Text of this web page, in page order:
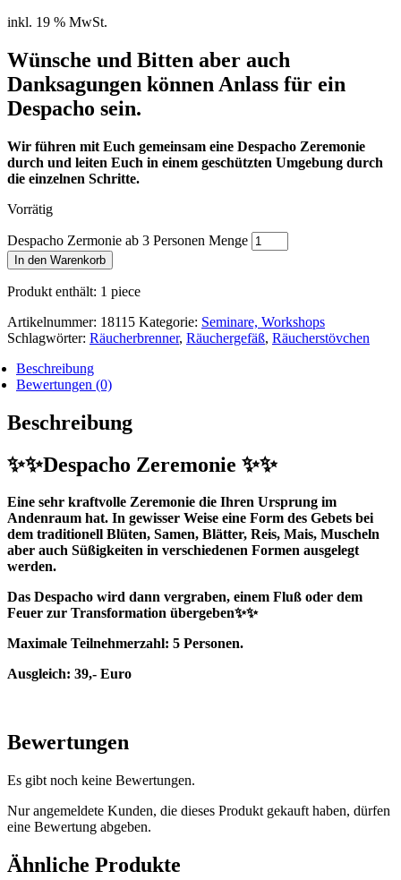
inkl. 19 % MwSt.
Wünsche und Bitten aber auch
Danksagungen können Anlass für ein
Despacho sein.
Wir führen mit Euch gemeinsam eine Despacho Zeremonie
durch und leiten Euch in einem geschützten Umgebung durch
die einzelnen Schritte.
Vorrätig
Despacho Zermonie ab 3 Personen Menge
In den Warenkorb
Produkt enthält: 1 piece
Artikelnummer: 18115 Kategorie: Seminare, Workshops
Schlagwörter: Räucherbrenner, Räuchergefäß, Räucherstövchen
Beschreibung
Bewertungen (0)
Beschreibung
✨✨Despacho Zeremonie ✨✨
Eine sehr kraftvolle Zeremonie die Ihren Ursprung im
Andenraum hat. In gewisser Weise eine Form des Gebets bei
dem traditionell Blüten, Samen, Blätter, Reis, Mais, Muscheln
aber auch Süßigkeiten in verschiedenen Formen ausgelegt
werden.
Das Despacho wird dann vergraben, einem Fluß oder dem
Feuer zur Transformation übergeben✨✨
Maximale Teilnehmerzahl: 5 Personen.
Ausgleich: 39,- Euro
Bewertungen
Es gibt noch keine Bewertungen.
Nur angemeldete Kunden, die dieses Produkt gekauft haben, dürfen
eine Bewertung abgeben.
Ähnliche Produkte